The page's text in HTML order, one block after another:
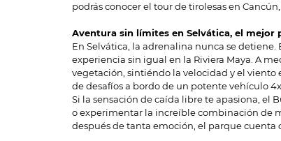
podrás conocer el tour de tirolesas en
Aventura sin límites en Selvática, el mejor
En Selvática, la adrenalina nunca se
experiencia sin igual en la Riviera Maya. A
vegetación, sintiéndo la velocidad y el viento
de desafíos a bordo de un potente vehículo
Si la sensación de caída libre te apasiona, el
o experimentar la increíble combinación de
después de tanta emoción, el parque cuenta